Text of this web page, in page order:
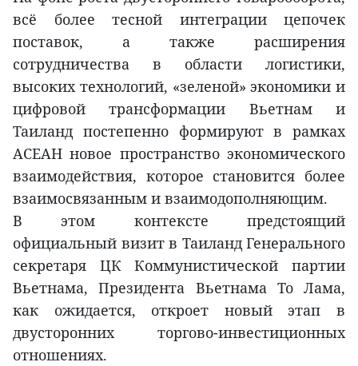
всё более тесной интеграции цепочек
поставок, а также расширения
сотрудничества в области логистики,
высоких технологий, «зеленой» экономики и
цифровой трансформации Вьетнам и
Таиланд постепенно формируют в рамках
АСЕАН новое пространство экономического
взаимодействия, которое становится более
взаимосвязанным и взаимодополняющим.
В этом контексте предстоящий
официальный визит в Таиланд Генерального
секретаря ЦК Коммунистической партии
Вьетнама, Президента Вьетнама То Лама,
как ожидается, откроет новый этап в
двусторонних торгово-инвестиционных
отношениях.